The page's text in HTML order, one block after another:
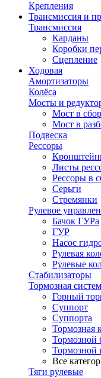
Крепления
Трансмиссия и
Трансмиссия
Карданы
Коробки
Сцепление
Ходовая
Амортизаторы
Колёса
Мосты и
Мост в
Мост в
Подвеска
Рессоры
Листы
Рессоры в
Серьги
Стремянки
Рулевое
Бачок ГУРа
ГУР
Насос
Рулевая
Рулевые
Стабилизаторы
Тормозная
Горный
Суппорт
Суппорта
Тормозная
Тормозной
Тормозной
Все
Тяги рулевые